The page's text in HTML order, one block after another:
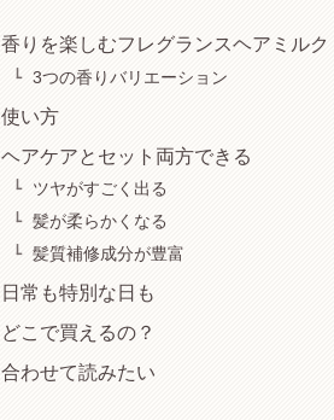
香りを楽しむフレグランスヘアミルク
3つの香りバリエーション
使い方
ヘアケアとセット両方できる
ツヤがすごく出る
髪が柔らかくなる
髪質補修成分が豊富
日常も特別な日も
どこで買えるの？
合わせて読みたい